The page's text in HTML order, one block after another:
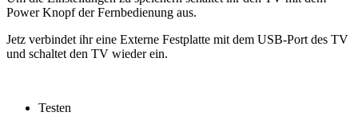
Power Knopf der Fernbedienung aus.
Jetz verbindet ihr eine Externe Festplatte mit dem USB-Port des TV
und schaltet den TV wieder ein.
Testen